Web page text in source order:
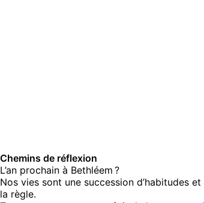
Chemins de réflexion
L’an prochain à Bethléem ?
Nos vies sont une succession d’habitudes
la règle.